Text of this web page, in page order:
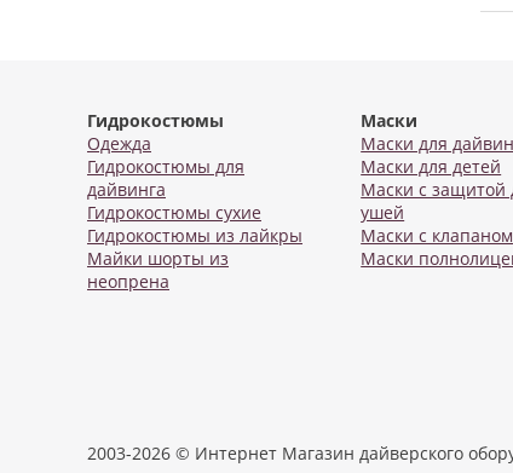
Гидрокостюмы
Одежда
Гидрокостюмы для
дайвинга
Гидрокостюмы сухие
Гидрокостюмы из лайкры
Майки шорты из
неопрена
Маски
Маски для
Маски для детей
Маски с защитой
ушей
Маски с клапаном
Маски
2003-2026 © Интернет Магазин дайверского